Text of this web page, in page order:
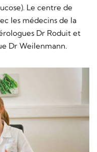
Le centre de
les médecins de la
Dr Roduit et
Dr Weilenmann.